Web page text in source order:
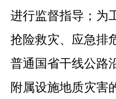
进行监督指导；为
抢险救灾、应急排
普通国省干线公路
附属设施地质灾害